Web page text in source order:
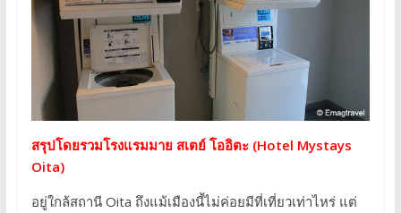
สรุปโดยรวมโรงแรมมาย สเตย์ โออิตะ (Hotel Mystays
Oita)
อยู่ใกล้สถานี Oita ถึงแม้เมืองนี้ไม่ค่อยมีที่เที่ยวเท่าไหร่ แต่